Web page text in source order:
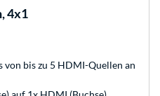
4x1
von bis zu 5 HDMI-Quellen an